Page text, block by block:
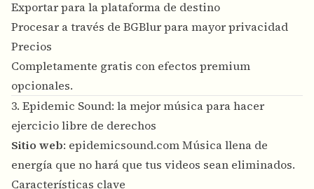
Exportar para la plataforma de destino
Procesar a través de BGBlur para mayor privacidad
Precios
Completamente gratis con efectos premium
opcionales.
3. Epidemic Sound: la mejor música para hacer
ejercicio libre de derechos
Sitio web: epidemicsound.comMúsica llena de
energía que no hará que tus videos sean eliminados.
Características clave